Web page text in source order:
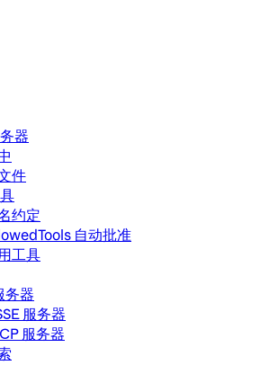
器
件
约定
自动批准
工具
务器
服务器
服务器